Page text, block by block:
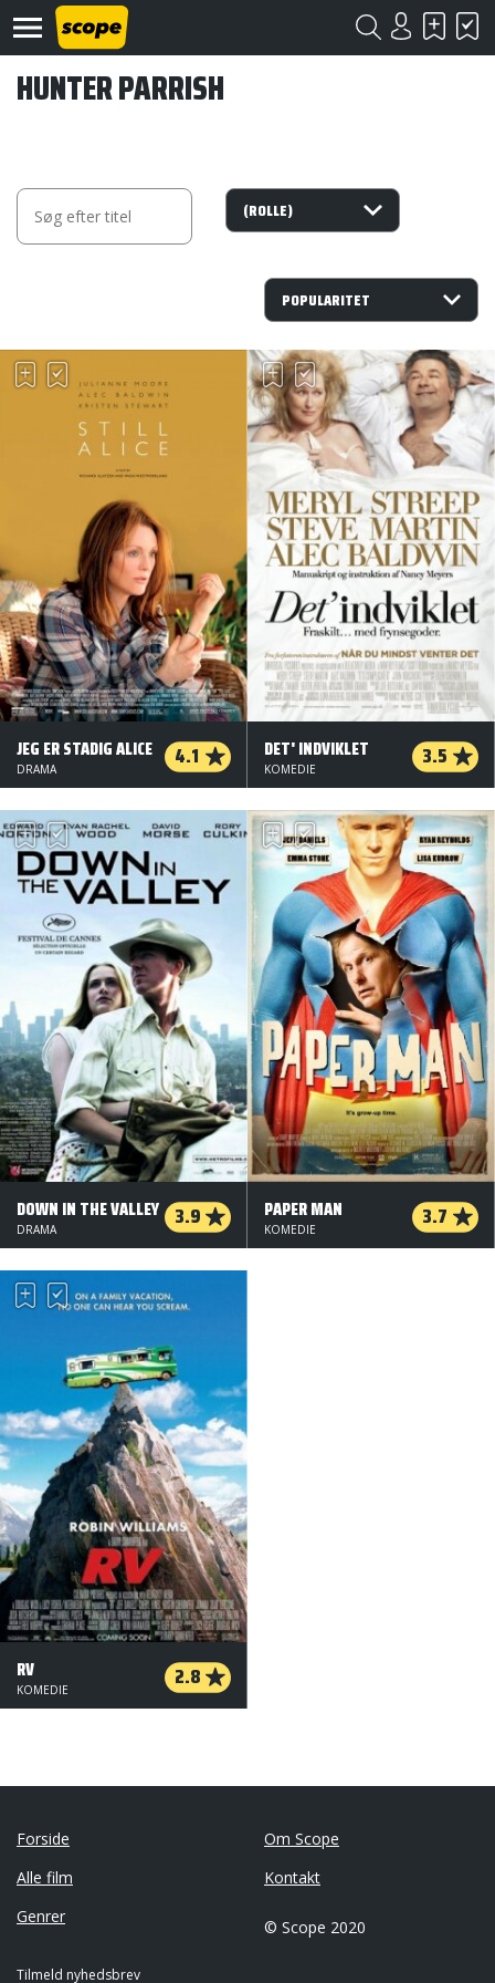
Om
Scope
2020
HUNTER PARRISH
JEG ER STADIG ALICE 4.1
DRAMA
DET' INDVIKLET 3.5
KOMEDIE
DOWN IN THE VALLEY 3.9
DRAMA
PAPER MAN 3.7
KOMEDIE
RV 2.8
KOMEDIE
Forside
Alle film
Genrer
Om Scope
Kontakt
© Scope 2020
Tilmeld nyhedsbrev